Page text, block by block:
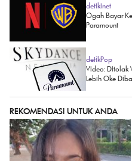
detikinet
Ogah Bayar
Paramount
detikPop
Video: Ditolak
Lebih Oke
REKOMENDASI UNTUK ANDA